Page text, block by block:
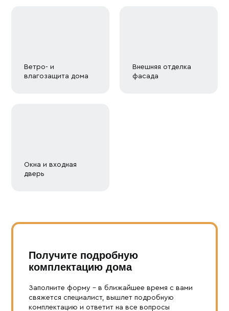
Ветро- и
влагозащита дома
Внешняя отделка
фасада
Окна и входная
дверь
Получите подробную
комплектацию дома
Заполните форму – в ближайшее время с вами
свяжется специалист, вышлет подробную
комплектацию и ответит на все вопросы